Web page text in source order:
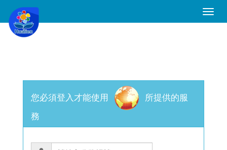
Toggle
您必須登入才能使用
所提供的服
務